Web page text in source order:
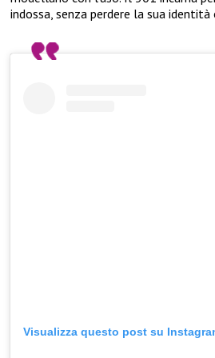
indossa, senza perdere la sua identità
Visualizza questo post su